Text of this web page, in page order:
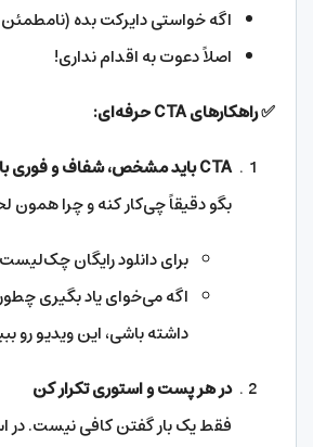
اگه خواستی دایرکت بده
اصلاً دعوت به اقدام نداری!
✅راهکارهایCTA حرفه‌ای:
CTAباید مشخص، شفاف و فوری
بگو دقیقاً چی‌کار کنه و چرا همون
برای دانلود رایگان
اگه می‌خوای یاد بگیری
داشته باشی، این ویدیو رو
در هر پست و استوری تکرار کن
فقط یک بار گفتن کافی نیست. در